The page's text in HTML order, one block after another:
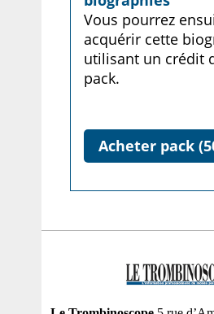
Vous pourrez
acquérir cette
utilisant un crédit
pack.
Acheter pack